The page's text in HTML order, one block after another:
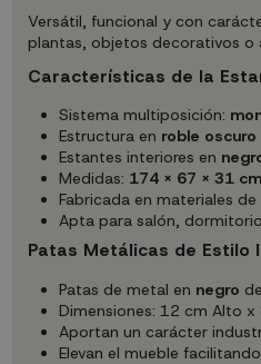
Versátil, funcional y con
plantas, objetos decorativos o
Características de la
Sistema multiposición:
Estructura en roble oscuro
Estantes interiores en
Medidas: 174 x 67 x 31 cm
Fabricada en materiales de
Apta para salón,
Patas Metálicas de Estilo
Patas de metal en negro
Dimensiones: 12 cm Alto x
Aportan un carácter
Elevan el mueble